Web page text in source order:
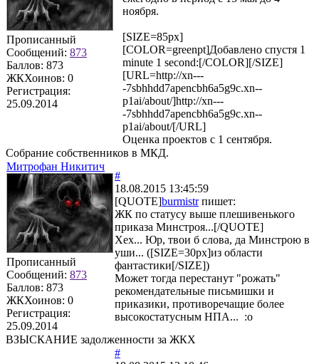
Прописанный
Сообщений: 873
Баллов: 873
ЖКХоинов: 0
Регистрация:
25.09.2014
ноября.
[SIZE=85px]
[COLOR=greenpt]Добавлено спустя 1
minute 1 second:[/COLOR][/SIZE]
[URL=http://xn---
-7sbhhdd7apencbh6a5g9c.xn--
p1ai/about/]http://xn---
-7sbhhdd7apencbh6a5g9c.xn--
p1ai/about/[/URL]
Оценка проектов с 1 сентября.
Собрание собственников в МКД.
Митрофан Никитич
Прописанный
Сообщений: 873
Баллов: 873
ЖКХоинов: 0
Регистрация:
25.09.2014
#
18.08.2015 13:45:59
[QUOTE]burmistrпишет:
ЖК по статусу выше плешивенького
приказа Минстроя...[/QUOTE]
Хех... Юр, твои б слова, да Минстрою в
уши... ([SIZE=30px]из области
фантастики[/SIZE])
Может тогда перестанут "рожать"
рекомендательные письмишки и
приказики, противоречащие более
высокостатусным НПА... :o
ВЗЫСКАНИЕ задолженности за ЖКХ
#